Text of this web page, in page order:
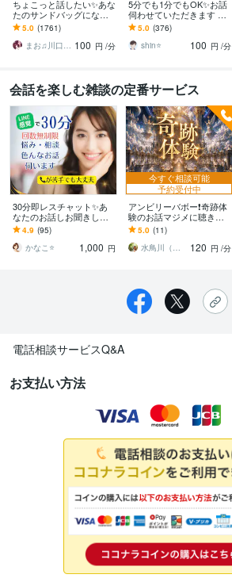
ちょこっと話したい✨あな
たのサンドバッグになり
ます 女性も大歓迎✨秘密
厳守☘️話すことでお気持
ちが晴れやかに☘️
5.0 (1761)
まお♫川口茉央♫ 100 円 /分
5分でも1分でもOK✨お話
伺わせていただきます 愚
痴・相談・雑談なんでも
お話ください♪
5.0 (376)
shin⭐️
100 円 /分
会話を楽しむ雑談の定番サービス
30分即レスチャット✨️あ
なたのお話しお聞きしま
す 雑談/愚痴/人に言えない
悩み/恋愛相談/秘密/話して
スッキリ
4.9 (95)
かなこ⭐️
1,000 円
今すぐ相談可能
予約受付中
アンビリーバボー❗️奇跡体
験のお話マジメに聴きま
す 信じられない奇跡体験
★摩訶不思議な体験★聴
かせてください！
5.0 (11)
水鳥川（みどりかわ）るい
120 円 /分
電話相談サービスQ&A
お支払い方法